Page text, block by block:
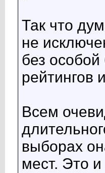
Так что
не
без
рейтингов
Всем
выборах
мест. Это